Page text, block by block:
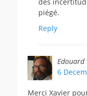
piégé.
Reply
Edouard
6
Merci Xavier